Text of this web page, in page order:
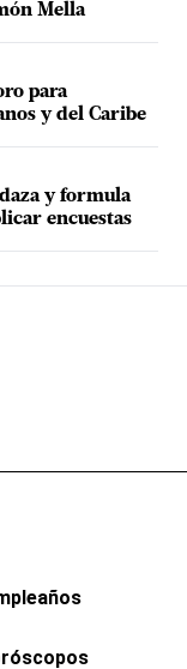
Mella
para
y del Caribe
y formula
encuestas